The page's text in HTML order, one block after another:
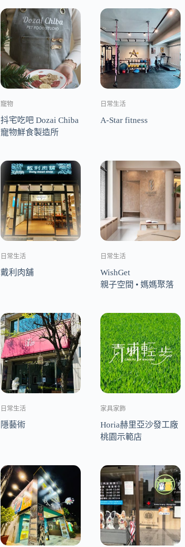
寵物
抖宅吃吧 Dozai Chiba
寵物鮮食製造所
日常生活
A-Star fitness
日常生活
戴利肉舖
日常生活
WishGet
親子空間 • 媽媽聚落
日常生活
隱藝術
家具家飾
Horia赫里亞沙發工廠
桃園示範店